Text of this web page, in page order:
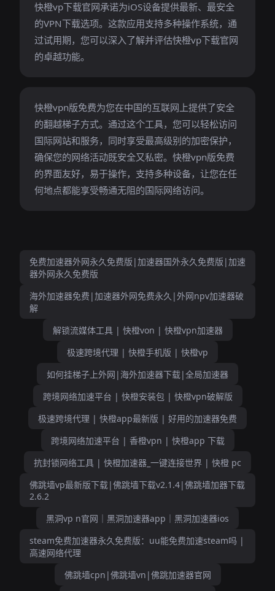
快橙vp下载官网承诺为iOS设备提供最新、最安全
的VPN下载选项。这款应用支持多种操作系统，通
过试用期，您可以深入了解并评估快橙vp下载官网
的卓越功能。
快橙vpn版免费为您在中国的互联网上提供了安全
的翻越梯子方式。通过这个工具，您可以轻松访问
国际网站和服务，同时享受最高级别的加密保护，
确保您的网络活动既安全又私密。快橙vpn版免费
的界面友好，易于操作，支持多种设备，让您在任
何地点都能享受畅通无阻的国际网络访问。
免费加速器外网永久免费版|加速器国外永久免费版|加速
器外网永久免费版
海外加速器免费|加速器外网免费永久|外网npv加速器破
解
解锁流媒体工具 | 快橙von | 快橙vpn加速器
极速跨境代理 | 快橙手机版 | 快橙vp
如何挂梯子上外网|海外加速器下载|全局加速器
跨境网络加速平台 | 快橙安装包 | 快橙vpn破解版
极速跨境代理 | 快橙app最新版 | 好用的加速器免费
跨境网络加速平台 | 香橙vpn | 快橙app 下载
抗封锁网络工具 | 快橙加速器_一键连接世界 | 快橙 pc
佛跳墙vp最新版下载|佛跳墙下载v2.1.4|佛跳墙加器下载
2.6.2
黑洞vp n官网｜黑洞加速器app｜黑洞加速器ios
steam免费加速器永久免费版：uu能免费加速steam吗 |
高速网络代理
佛跳墙cpn|佛跳墙vn|佛跳加速器官网